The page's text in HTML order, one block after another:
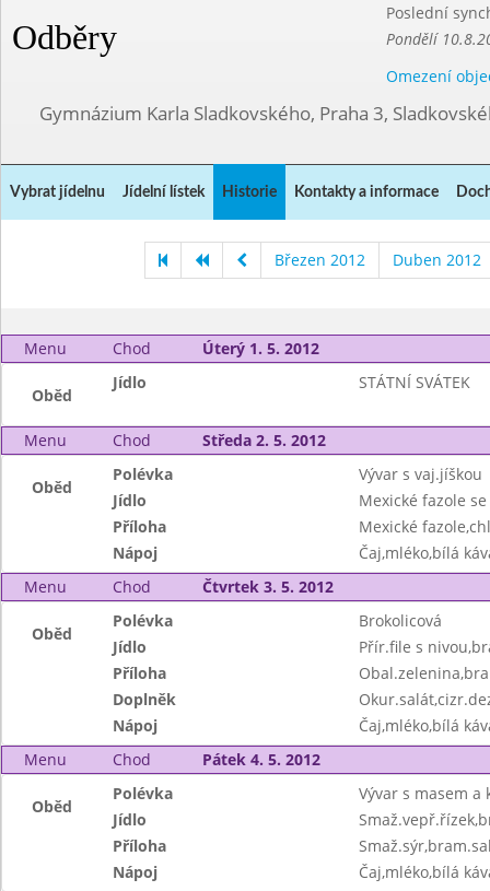
Odběry
Poslední
Pondělí
Omezení
Gymnázium Karla Sladkovského, Praha 3,
Vybrat jídelnu Jídelní lístek Historie Kontakty a informace
Březen 2012 Duben 2012
Menu Chod Úterý 1. 5. 2012
Oběd
Jídlo STÁTNÍ SVÁTEK
Menu Chod Středa 2. 5. 2012
Oběd
Polévka
Vývar s vaj.jíškou
Jídlo
Mexické fazole
Příloha
Mexické
Nápoj
Čaj,mléko,bílá
Menu
Chod Čtvrtek 3. 5. 2012
Oběd
Polévka
Brokolicová
Jídlo
Přír.file s
Příloha
Doplněk
Nápoj
Čaj,mléko,bílá
Menu
Chod Pátek 4. 5. 2012
Oběd
Polévka
Vývar s masem a
Jídlo
Příloha
Nápoj
Čaj,mléko,bílá